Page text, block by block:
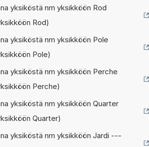
yksiköstä nm yksikköön Rod
Rod)
yksiköstä nm yksikköön Pole
Pole)
yksiköstä nm yksikköön Perche
Perche)
yksiköstä nm yksikköön Quarter
Quarter)
yksiköstä nm yksikköön Jardi ---